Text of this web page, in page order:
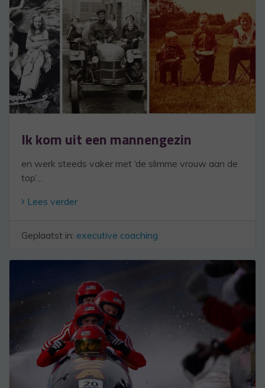
Ik kom uit een mannengezin
en werk steeds vaker met ‘de slimme vrouw aan de
top’…
Lees verder
Geplaatst in: executive coaching